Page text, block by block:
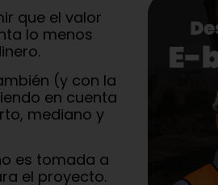
que el valor
lo menos
(y con la
en cuenta
mediano y
es tomada a
el proyecto.